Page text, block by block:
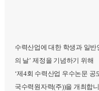
- 아
수력산업에 대한 학생과 일
의 날’제정을 기념하기 위해
‘제4회 수력산업 우수논문 공
국수력원자력(주))을 개최합